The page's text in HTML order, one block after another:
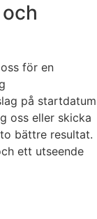
för en
på startdatum
oss eller skicka
bättre resultat.
ett utseende